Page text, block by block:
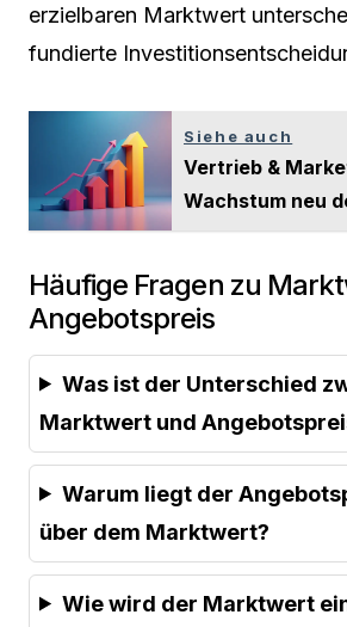
erzielbaren Marktwert
fundierte
Siehe auch
Vertrieb &
Wachstum neu
Häufige Fragen zu
Angebotspreis
Was ist der Unterschied
Marktwert und
Warum liegt der
über dem Marktwert?
Wie wird der Marktwert